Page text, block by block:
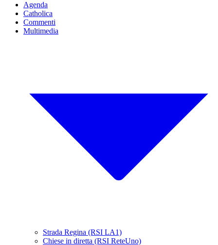
Agenda
Catholica
Commenti
Multimedia
Strada Regina (RSI LA1)
Chiese in diretta (RSI ReteUno)